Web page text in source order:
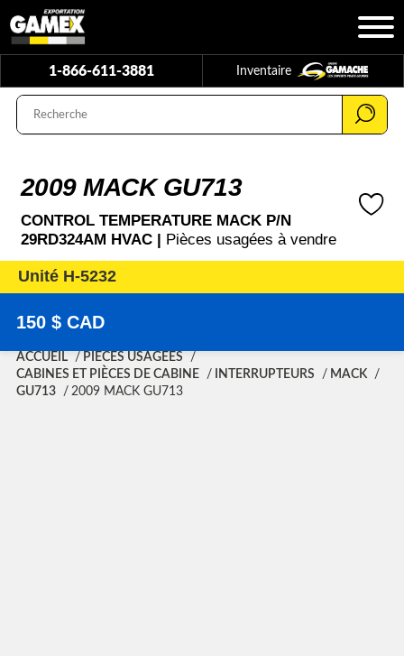
1-866-611-3881 Inventaire
2009 MACK GU713
CONTROL TEMPERATURE MACK P/N
29RD324AM HVAC | Pièces usagées à vendre
Unité H-5232
150 $ CAD
ACCUEIL
PIÈCES USAGÉES
CABINES ET PIÈCES DE CABINE
INTERRUPTEURS
MACK
GU713
2009 MACK GU713